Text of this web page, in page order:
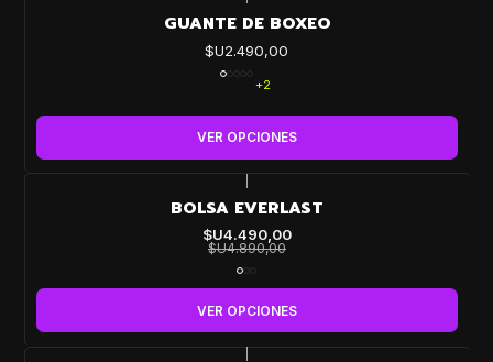
GUANTE DE BOXEO
$U2.490,00
+2
VER OPCIONES
BOLSA EVERLAST
$U4.490,00
$U4.890,00
VER OPCIONES